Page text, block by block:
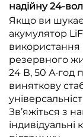
надійну 24-
Якщо ви
акумулятор
використання
резервного
24 В, 50 А·год
виняткову
Зв’яжіться з
індивідуальні